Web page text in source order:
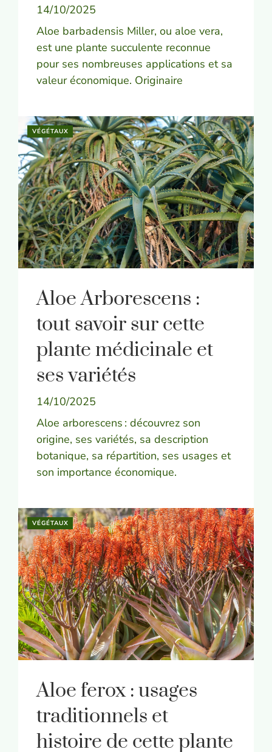
14/10/2025
Aloe barbadensis Miller, ou aloe vera,
est une plante succulente reconnue
pour ses nombreuses applications et sa
valeur économique. Originaire
VÉGÉTAUX
Aloe Arborescens :
tout savoir sur cette
plante médicinale et
ses variétés
14/10/2025
Aloe arborescens : découvrez son
origine, ses variétés, sa description
botanique, sa répartition, ses usages et
son importance économique.
VÉGÉTAUX
Aloe ferox : usages
traditionnels et
histoire de cette plante